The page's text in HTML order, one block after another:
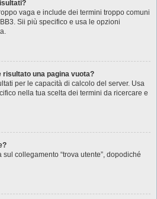
vaga e include dei termini troppo comuni
Sii più specifico e usa le opzioni
risultato una pagina vuota?
per le capacità di calcolo del server. Usa
nella tua scelta dei termini da ricercare e
sul collegamento “trova utente”, dopodiché